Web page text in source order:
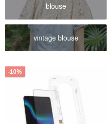
blouse
vintage blouse
-10%